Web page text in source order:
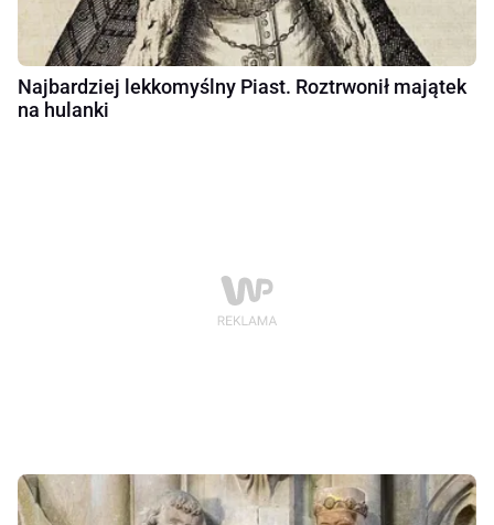
Najbardziej lekkomyślny Piast. Roztrwonił majątek
na hulanki